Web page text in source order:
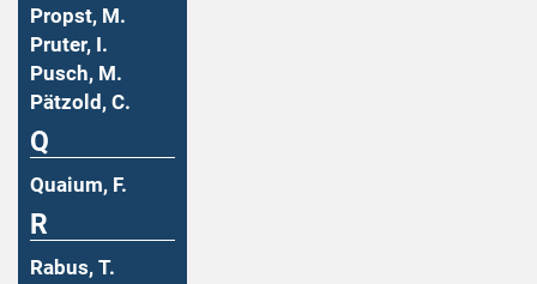
Propst, M.
Pruter, I.
Pusch, M.
Pätzold, C.
Q
Quaium, F.
R
Rabus, T.